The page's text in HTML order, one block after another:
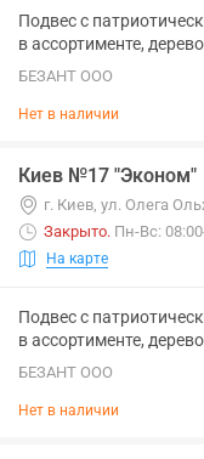
Подвес с
в ассортименте, дерево
БЕЗАНТ ООО
Нет в наличии
Киев №17 "Эконом"
г. Киев, ул. Олега
Закрыто. Пн-Вс:
На карте
Подвес с
в ассортименте, дерево
БЕЗАНТ ООО
Нет в наличии